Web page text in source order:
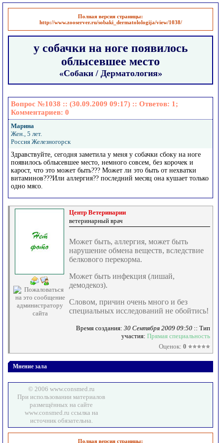
Полная версия страницы:
http://www.zooserver.ru/sobaki_dermatolologija/view/1038/
у собачки на ноге появилось
облысевшее место
«Собаки / Дерматология»
Вопрос №1038 :: (30.09.2009 09:17) :: Ответов: 1 ;
Комментариев: 0
Марина
Жен., 5 лет.
Россия Железногорск
Здравствуйте, сегодня заметила у меня у собачки сбоку на ноге
появилось облысевшее место, немного совсем, без корочек и
карост, что это может быть??? Может ли это быть от нехватки
витаминов???Или аллергия?? последний месяц она кушает только
одно мясо.
Центр Ветеринарии
ветеринарный врач
Может быть, аллергия, может быть
нарушение обмена веществ, вследствие
белкового перекорма.
Может быть инфекция (лишай,
демодекоз).
Словом, причин очень много и без
специальных исследований не обойтись!
Время создания: 30 Сентября 2009 09:50 :: Тип
участия: Прямая специальность
Оценок: 0
Мнение зала
© 2006 www.consmed.ru
При использовании материалов
размещённых на сайте
www.consmed.ru ссылка на
источник обязательна.
Полная версия страницы: